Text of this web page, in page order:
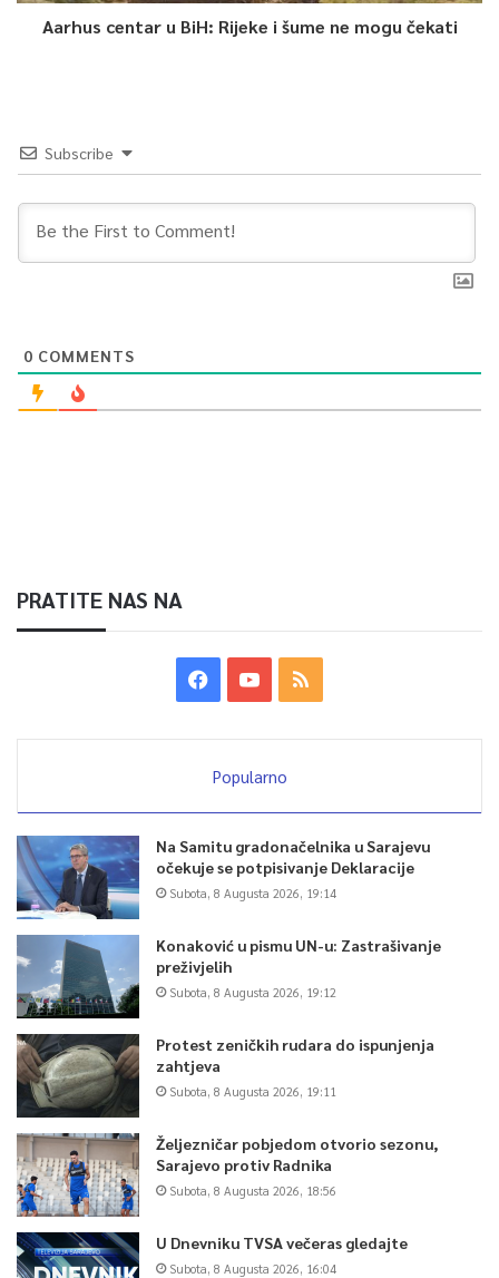
Aarhus centar u BiH: Rijeke i šume ne mogu čekati
Subscribe
0 COMMENTS
PRATITE NAS NA
Popularno
Na Samitu gradonačelnika u Sarajevu
očekuje se potpisivanje Deklaracije
Subota, 8 Augusta 2026, 19:14
Konaković u pismu UN-u: Zastrašivanje
preživjelih
Subota, 8 Augusta 2026, 19:12
Protest zeničkih rudara do ispunjenja
zahtjeva
Subota, 8 Augusta 2026, 19:11
Željezničar pobjedom otvorio sezonu,
Sarajevo protiv Radnika
Subota, 8 Augusta 2026, 18:56
U Dnevniku TVSA večeras gledajte
Subota, 8 Augusta 2026, 16:04